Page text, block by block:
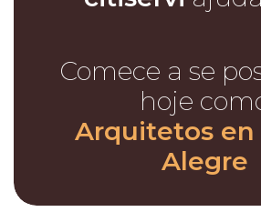
Comece a se
hoje
Arquitetos en
Alegre